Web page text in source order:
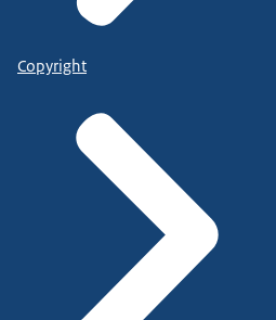
Copyright